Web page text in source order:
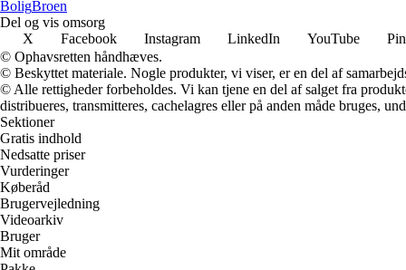
BoligBroen
Del og vis omsorg
X
Facebook Instagram LinkedIn YouTube
© Ophavsretten håndhæves.
© Beskyttet materiale. Nogle produkter, vi viser, er en del af
© Alle rettigheder forbeholdes. Vi kan tjene en del af salget fra
distribueres, transmitteres, cachelagres eller på anden måde bruges,
Sektioner
Gratis indhold
Nedsatte priser
Vurderinger
Køberåd
Brugervejledning
Videoarkiv
Bruger
Mit område